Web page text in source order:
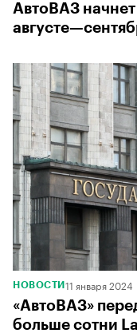
АвтоВАЗ
НОВОСТИ 11 января 2024
«АвтоВАЗ»
больше сотни